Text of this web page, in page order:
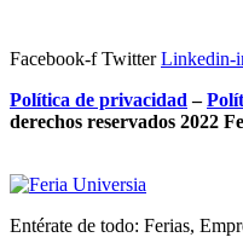
Facebook-f Twitter Linkedin-
Política de privacidad –
derechos reservados 2022
Entérate de todo: Ferias,